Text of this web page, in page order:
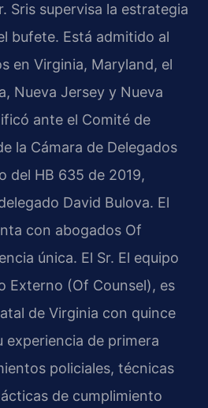
Sris supervisa la estrategia
bufete. Está admitido al
en Virginia, Maryland, el
Nueva Jersey y Nueva
ante el Comité de
la Cámara de Delegados
del HB 635 de 2019,
David Bulova. El
con abogados Of
única. El Sr. El equipo
Externo (Of Counsel), es
de Virginia con quince
experiencia de primera
policiales, técnicas
de cumplimiento